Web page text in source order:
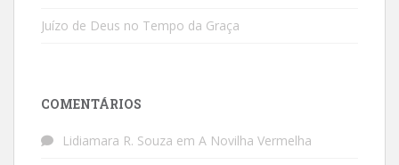
Juízo de Deus no Tempo da Graça
COMENTÁRIOS
Lidiamara R. Souza em A Novilha Vermelha